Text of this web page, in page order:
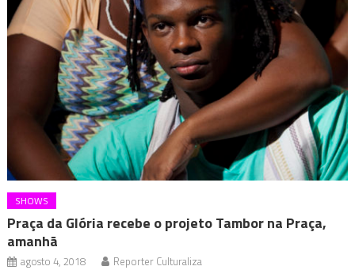
SHOWS
Praça da Glória recebe o projeto Tambor na Praça,
amanhã
agosto 4, 2018 Reporter Culturaliza